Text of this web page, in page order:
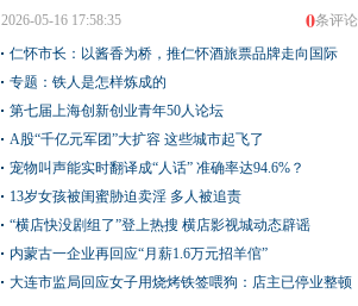
0条评论
2026-05-16 17:58:35
仁怀市长：以酱香为桥，推仁怀酒旅票品牌走向国际
专题：铁人是怎样炼成的
第七届上海创新创业青年50人论坛
A股“千亿元军团”大扩容 这些城市起飞了
宠物叫声能实时翻译成“人话” 准确率达94.6%？
13岁女孩被闺蜜胁迫卖淫 多人被追责
“横店快没剧组了”登上热搜 横店影视城动态辟谣
内蒙古一企业再回应“月薪1.6万元招羊倌”
大连市监局回应女子用烧烤铁签喂狗：店主已停业整顿